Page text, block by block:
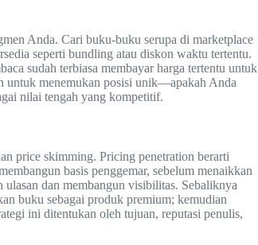
Anda. Cari buku-buku serupa di marketplace
seperti bundling atau diskon waktu tertentu.
sudah terbiasa membayar harga tertentu untuk
untuk menemukan posisi unik—apakah Anda
nilai tengah yang kompetitif.
price skimming. Pricing penetration berarti
basis penggemar, sebelum menaikkan
dan membangun visibilitas. Sebaliknya
buku sebagai produk premium; kemudian
ini ditentukan oleh tujuan, reputasi penulis,